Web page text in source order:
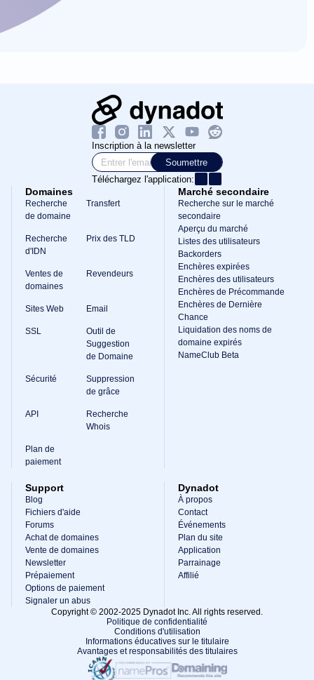
Inscription à la newsletter
Soumettre
Téléchargez l'application:
Domaines
Recherche
de domaine
Transfert
Recherche
d'IDN
Prix des TLD
Ventes de
domaines
Revendeurs
Sites Web Email
SSL
Outil de
Suggestion
de Domaine
Sécurité
Suppression
de grâce
API
Recherche
Whois
Plan de
paiement
Marché secondaire
Recherche sur le marché
secondaire
Aperçu du marché
Listes des utilisateurs
Backorders
Enchères expirées
Enchères des utilisateurs
Enchères de Précommande
Enchères de Dernière
Chance
Liquidation des noms de
domaine expirés
NameClub Beta
Support
Blog
Fichiers d'aide
Forums
Achat de domaines
Vente de domaines
Newsletter
Prépaiement
Options de paiement
Signaler un abus
Dynadot
À propos
Contact
Événements
Plan du site
Application
Parrainage
Affilié
Copyright © 2002-2025 Dynadot Inc. All rights reserved.
Politique de confidentialité
Conditions d'utilisation
Informations éducatives sur le titulaire
Avantages et responsabilités des titulaires